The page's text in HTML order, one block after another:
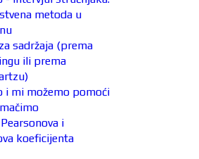
metoda u
sadržaja (prema
ili prema
i mi možemo pomoći
i
koeficijenta